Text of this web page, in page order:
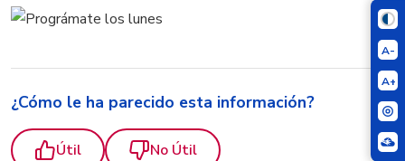
A-
A+
¿Cómo le ha parecido esta información?
Útil No Útil